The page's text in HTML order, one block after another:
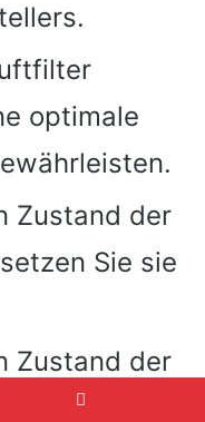
optimale
Zustand der
Sie sie
Zustand der
Sie sie,